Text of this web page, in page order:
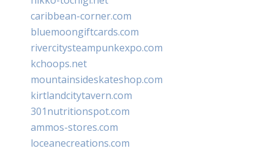
caribbean-corner.com
bluemoongiftcards.com
rivercitysteampunkexpo.com
kchoops.net
mountainsideskateshop.com
kirtlandcitytavern.com
301nutritionspot.com
ammos-stores.com
loceanecreations.com